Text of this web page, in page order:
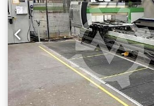
εργάσιμες μονάδες, ελεγχόμενος
κάθετα και 4 οριζόντια ατράκτους
Εναλλάκτης εργαλείων αλυσίδας
αξόνων 180 mm) • Μεταλλικός
πνευματικό ή επαγωγικό
εναλλάκτη εργαλείων • RH
αισθητήρα για τυπικό
αξόνων 15 kW (απαιτεί διάταξη
Πιστοποιητικό CE: Όχι - Σειριακός
φρεζών: 2 - Φρέζα 1: - Αριθμός
Ελάχιστη ταχύτητα άξονα: 1000
άξονα: 20000 rpm - Ισχύς κύριου
Αριθμός ελεγχόμενων αξόνων: 3 -
kW - Τύπος τραπεζιού
Σύστημα σύσφιξης εργαλείων:
υλικού: Πνευματικό - Υπάρχει